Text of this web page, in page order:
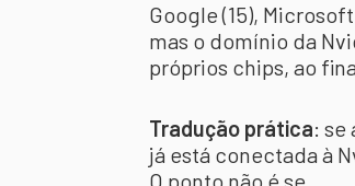
Google (15),
mas o domínio da
próprios chips, ao
Tradução prática: se
já está conectada à
O ponto não é se.